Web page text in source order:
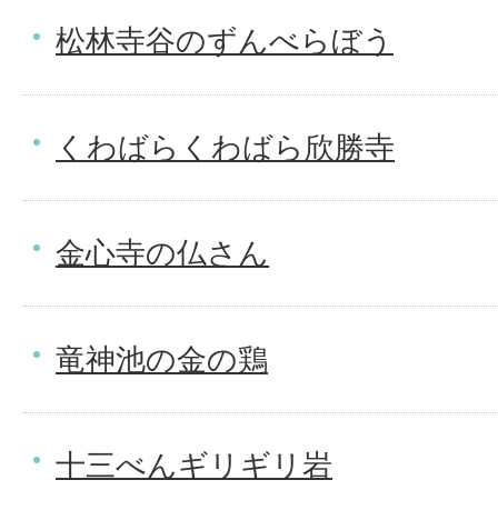
松林寺谷のずんべらぼう
くわばらくわばら欣勝寺
金心寺の仏さん
竜神池の金の鶏
十三べんギリギリ岩